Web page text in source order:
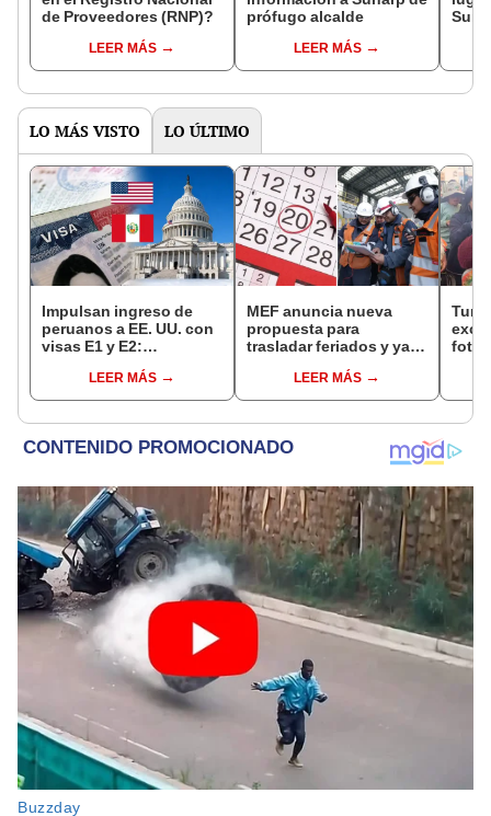
de Proveedores (RNP)?
LEER MÁS
prófugo alcalde
LEER MÁS
LO MÁS VISTO LO ÚLTIMO
Impulsan ingreso de
peruanos a EE. UU. con
visas E1 y E2:
pymes serían los más
beneficiados
LEER MÁS
MEF anuncia nueva
propuesta para
trasladar feriados y ya
“Lunes es mejor día”
LEER MÁS